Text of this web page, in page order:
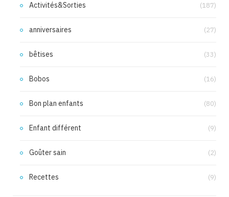
Activités&Sorties (187)
anniversaires (27)
bêtises (33)
Bobos (16)
Bon plan enfants (80)
Enfant différent (9)
Goûter sain (2)
Recettes (9)